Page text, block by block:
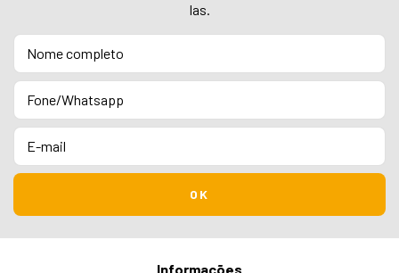
las.
Informações